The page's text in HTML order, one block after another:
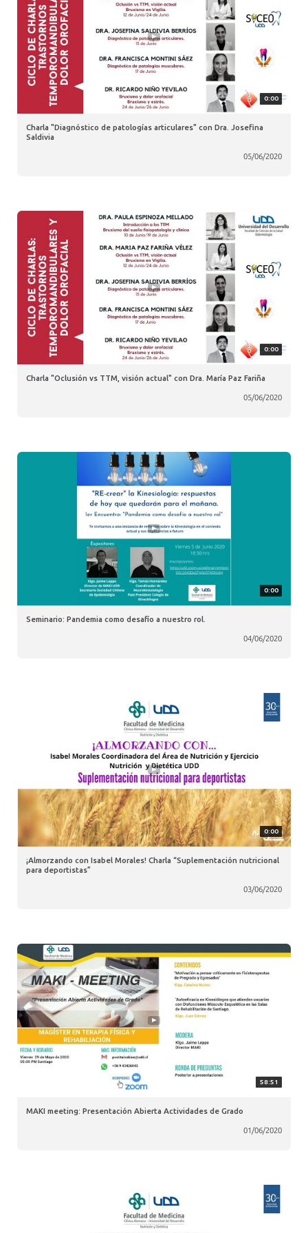
0:00
Charla "Diagnóstico de patologías articulares" con Dra. Josefina
Saldivia
05/06/2020
0:00
Charla "Oclusión vs TTM, visión actual" con Dra. María Paz Fariña
05/06/2020
0:00
Seminario: Pandemia como desafío a nuestro rol.
04/06/2020
0:00
¡Almorzando con Isabel Morales! Charla “Suplementación nutricional
para deportistas”
03/06/2020
58:51
MAKI meeting: Presentación Abierta Actividades de Grado
01/06/2020